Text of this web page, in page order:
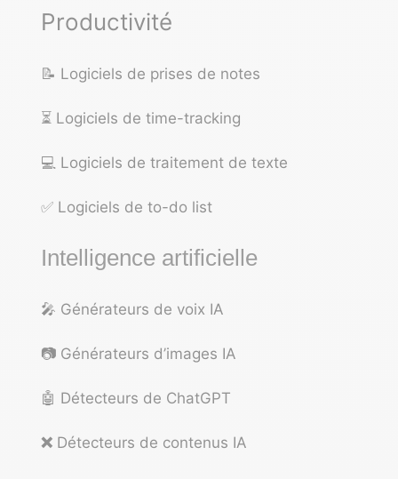
Productivité
📝 Logiciels de prises de notes
⏳ Logiciels de time-tracking
💻 Logiciels de traitement de texte
✅ Logiciels de to-do list
Intelligence artificielle
🎤 Générateurs de voix IA
📷 Générateurs d’images IA
🤖 Détecteurs de ChatGPT
❌ Détecteurs de contenus IA